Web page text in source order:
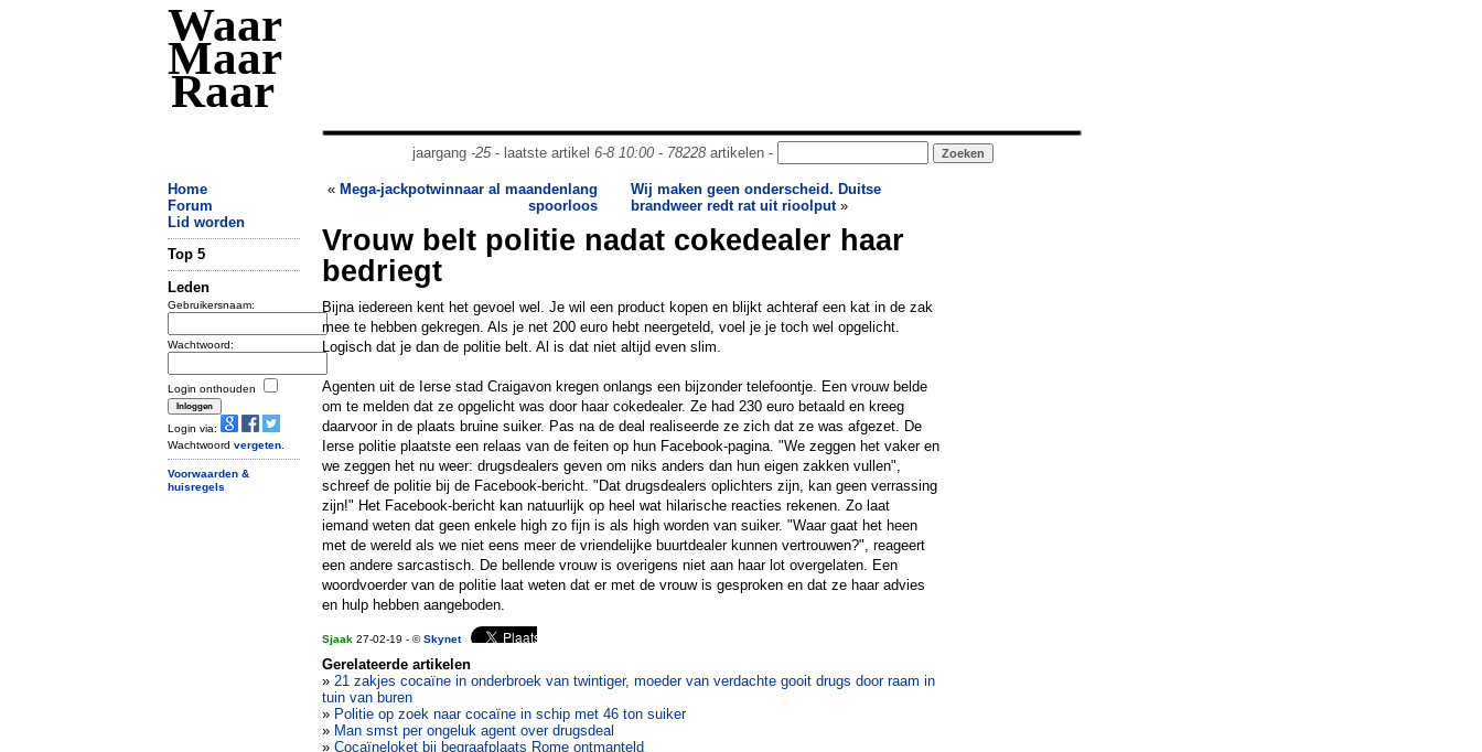
Waar
Maar
Raar
jaargang -25- laatste artikel 6-8 10:00- 78228artikelen -
Home
Forum
Lid worden
Top 5
Leden
Gebruikersnaam:
Wachtwoord:
Login onthouden
Login via:
Wachtwoord vergeten
Voorwaarden &
huisregels
« Mega-jackpotwinnaar al maandenlang
spoorloos
Wij maken geen onderscheid. Duitse
brandweer redt rat uit rioolput»
Vrouw belt politie nadat cokedealer haar
bedriegt
Bijna iedereen kent het gevoel wel. Je wil een product kopen en blijkt achteraf een kat in de zak
mee te hebben gekregen. Als je net 200 euro hebt neergeteld, voel je je toch wel opgelicht.
Logisch dat je dan de politie belt. Al is dat niet altijd even slim.
Agenten uit de Ierse stad Craigavon kregen onlangs een bijzonder telefoontje. Een vrouw belde
om te melden dat ze opgelicht was door haar cokedealer. Ze had 230 euro betaald en kreeg
daarvoor in de plaats bruine suiker. Pas na de deal realiseerde ze zich dat ze was afgezet. De
Ierse politie plaatste een relaas van de feiten op hun Facebook-pagina. "We zeggen het vaker en
we zeggen het nu weer: drugsdealers geven om niks anders dan hun eigen zakken vullen",
schreef de politie bij de Facebook-bericht. "Dat drugsdealers oplichters zijn, kan geen verrassing
zijn!" Het Facebook-bericht kan natuurlijk op heel wat hilarische reacties rekenen. Zo laat
iemand weten dat geen enkele high zo fijn is als high worden van suiker. "Waar gaat het heen
met de wereld als we niet eens meer de vriendelijke buurtdealer kunnen vertrouwen?", reageert
een andere sarcastisch. De bellende vrouw is overigens niet aan haar lot overgelaten. Een
woordvoerder van de politie laat weten dat er met de vrouw is gesproken en dat ze haar advies
en hulp hebben aangeboden.
Sjaak 27-02-19 - ©Skynet
Gerelateerde artikelen
» 21 zakjes cocaïne in onderbroek van twintiger, moeder van verdachte gooit drugs door raam in
tuin van buren
» Politie op zoek naar cocaïne in schip met 46 ton suiker
» Man smst per ongeluk agent over drugsdeal
» Cocaïneloket bij begraafplaats Rome ontmanteld